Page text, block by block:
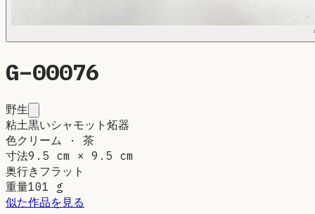
G–00076
野生
粘土黒いシャモット炻器
色クリーム · 茶
寸法9.5 cm × 9.5 cm
奥行き フラット
重量101 g
似た作品を見る